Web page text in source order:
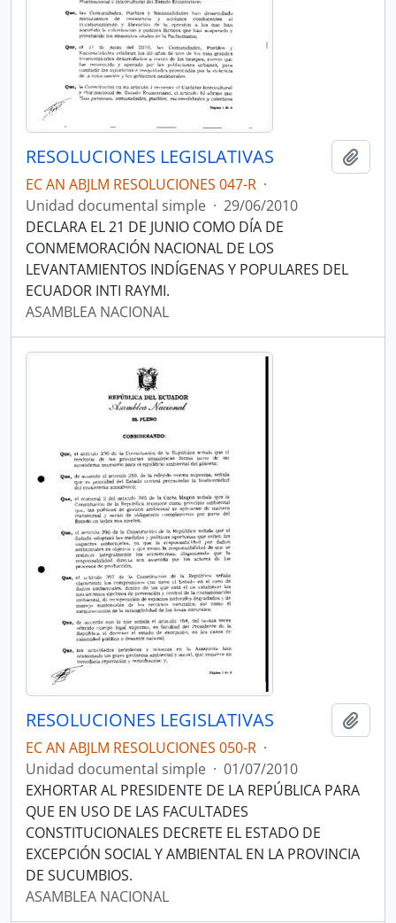
RESOLUCIONES LEGISLATIVAS
EC AN ABJLM RESOLUCIONES 047-R ·
Unidad documental simple · 29/06/2010
DECLARA EL 21 DE JUNIO COMO DÍA DE
CONMEMORACIÓN NACIONAL DE LOS
LEVANTAMIENTOS INDÍGENAS Y POPULARES DEL
ECUADOR INTI RAYMI.
ASAMBLEA NACIONAL
RESOLUCIONES LEGISLATIVAS
EC AN ABJLM RESOLUCIONES 050-R ·
Unidad documental simple · 01/07/2010
EXHORTAR AL PRESIDENTE DE LA REPÚBLICA PARA
QUE EN USO DE LAS FACULTADES
CONSTITUCIONALES DECRETE EL ESTADO DE
EXCEPCIÓN SOCIAL Y AMBIENTAL EN LA PROVINCIA
DE SUCUMBIOS.
ASAMBLEA NACIONAL